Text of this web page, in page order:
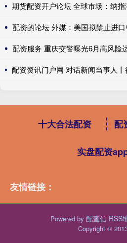
配资的论坛 外媒：美国拟禁止进
配资服务 重庆交警曝光6月高风险
十大合法配资 配
实盘配资
友情链接：
Powered by 配查信 RSS
Copyright ©